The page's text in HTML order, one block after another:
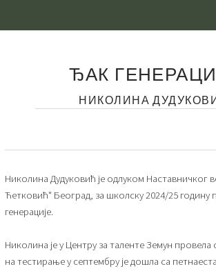
ЂАК
НИКОЛИНА
Николина Дудуковић је одлуком Наставничког
Ћетковић" Београд, за школску 2024/25 годину
генерације.
Николина је у Центру за таленте Земун провела
на тестирање у септембру је дошла са